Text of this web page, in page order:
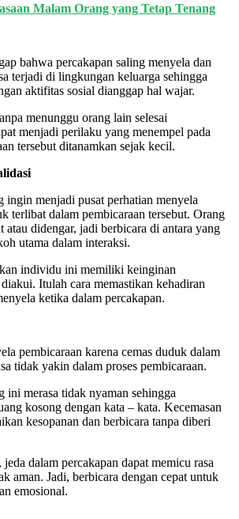
Malam Orang yang Tetap Tenang
bahwa percakapan saling menyela dan
terjadi di lingkungan keluarga sehingga
aktifitas sosial dianggap hal wajar.
menunggu orang lain selesai
menjadi perilaku yang menempel pada
tersebut ditanamkan sejak kecil.
ingin menjadi pusat perhatian menyela
terlibat dalam pembicaraan tersebut. Orang
atau didengar, jadi berbicara di antara yang
utama dalam interaksi.
individu ini memiliki keinginan
Itulah cara memastikan kehadiran
ketika dalam percakapan.
pembicaraan karena cemas duduk dalam
tidak yakin dalam proses pembicaraan.
ini merasa tidak nyaman sehingga
kosong dengan kata – kata. Kecemasan
kesopanan dan berbicara tanpa diberi
dalam percakapan dapat memicu rasa
aman. Jadi, berbicara dengan cepat untuk
emosional.